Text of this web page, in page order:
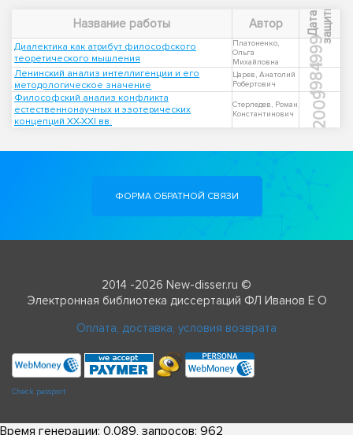
Название работы Автор Д
а
т
а
з
а
щ
и
т ы
Диалектика как атрибут философского
теоретического мышления
Платоненко,
Ольга
Михайловна
1999
Ленинский анализ интеллигенции и его
методологическое значение
Царев, Анатолий
Робертович
1984
Философский анализ конфликта
естественнонаучных и эзотерических
концепций XX-XXI вв.
Стерледев, Роман
Константинович
2009
ФОРМА ОБРАТНОЙ СВЯЗИ
2014 -2026 New-disser.ru ©
Электронная библиотека диссертаций ФЛ Иванов Е О
Оплата, доставка, условия возврата
Check passport
Время генерации: 0.089, запросов: 962